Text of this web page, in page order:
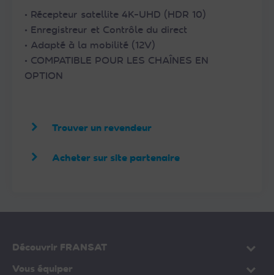
• Récepteur satellite 4K-UHD (HDR 10)
• Enregistreur et Contrôle du direct
• Adapté à la mobilité (12V)
• COMPATIBLE POUR LES CHAÎNES EN
OPTION
Trouver un revendeur
Acheter sur site partenaire
Découvrir FRANSAT
Vous équiper